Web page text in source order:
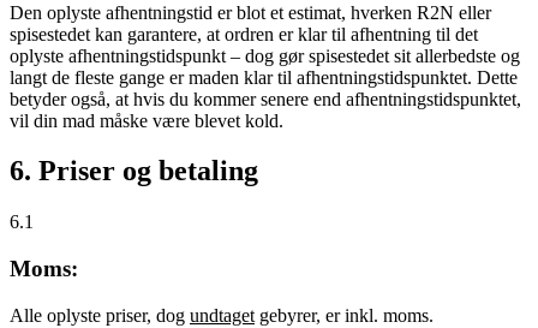
Den oplyste afhentningstid er blot et estimat, hverken R2N eller
spisestedet kan garantere, at ordren er klar til afhentning til det
oplyste afhentningstidspunkt – dog gør spisestedet sit allerbedste og
langt de fleste gange er maden klar til afhentningstidspunktet. Dette
betyder også, at hvis du kommer senere end afhentningstidspunktet,
vil din mad måske være blevet kold.
6. Priser og betaling
6.1
Moms:
Alle oplyste priser, dog undtaget gebyrer, er inkl. moms.